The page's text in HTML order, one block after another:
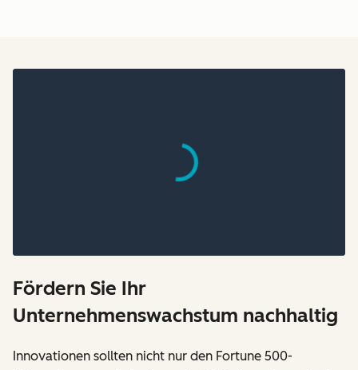
Fördern Sie Ihr
Unternehmenswachstum nachhaltig
Innovationen sollten nicht nur den Fortune 500-